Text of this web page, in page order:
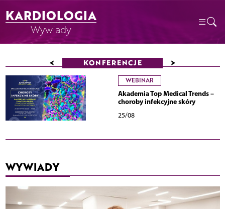
KARDIOLOGIA
Wywiady
< KONFERENCJE >
WEBINAR
Akademia Top Medical Trends –
choroby infekcyjne skóry
25/08
WYWIADY